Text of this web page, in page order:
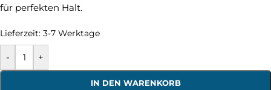
für perfekten Halt.
Lieferzeit: 3-7 Werktage
- +
IN DEN WARENKORB